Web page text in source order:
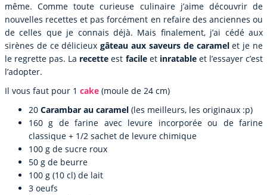
même. Comme toute curieuse culinaire j’aime découvrir de
nouvelles recettes et pas forcément en refaire des anciennes ou
de celles que je connais déjà. Mais finalement, j’ai cédé aux
sirènes de ce délicieuxgâteau aux saveurs de caramelet je ne
le regrette pas. La recette est facileet inratableet l’essayer c’est
l’adopter.
Il vous faut pour 1 cake (moule de 24 cm)
20 Carambar au caramel (les meilleurs, les originaux :p)
160 g de farine avec levure incorporée ou de farine
classique + 1/2 sachet de levure chimique
100 g de sucre roux
50 g de beurre
100 g (10 cl) de lait
3 oeufs